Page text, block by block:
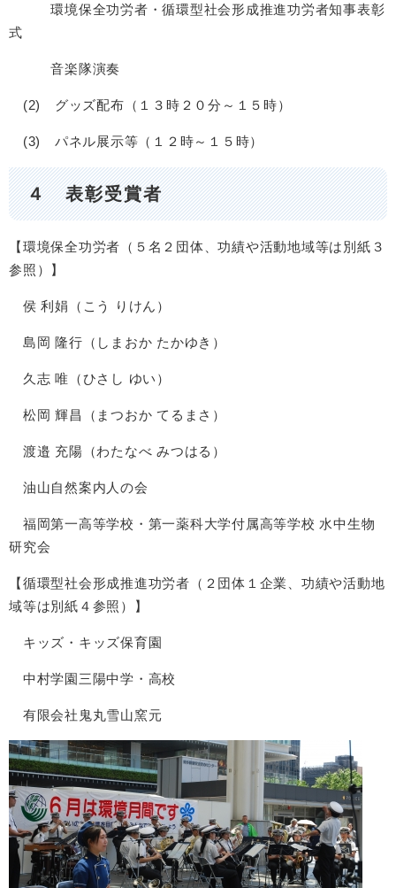
環境保全功労者・循環型社会形成推進功労者知事表彰
式
音楽隊演奏
(2) グッズ配布（１３時２０分～１５時）
(3) パネル展示等（１２時～１５時）
４ 表彰受賞者
【環境保全功労者（５名２団体、功績や活動地域等は別紙３
参照）】
侯 利娟（こう りけん）
島岡 隆行（しまおか たかゆき）
久志 唯（ひさし ゆい）
松岡 輝昌（まつおか てるまさ）
渡邉 充陽（わたなべ みつはる）
油山自然案内人の会
福岡第一高等学校・第一薬科大学付属高等学校 水中生物
研究会
【循環型社会形成推進功労者（２団体１企業、功績や活動地
域等は別紙４参照）】
キッズ・キッズ保育園
中村学園三陽中学・高校
有限会社鬼丸雪山窯元